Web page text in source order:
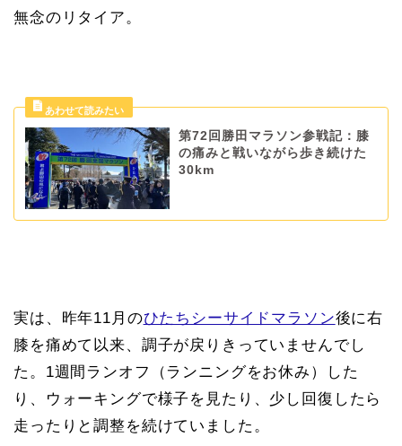
無念のリタイア。
第72回勝田マラソン参戦記：膝
の痛みと戦いながら歩き続けた
30km
実は、昨年11月のひたちシーサイドマラソン後に右
膝を痛めて以来、調子が戻りきっていませんでし
た。1週間ランオフ（ランニングをお休み）した
り、ウォーキングで様子を見たり、少し回復したら
走ったりと調整を続けていました。